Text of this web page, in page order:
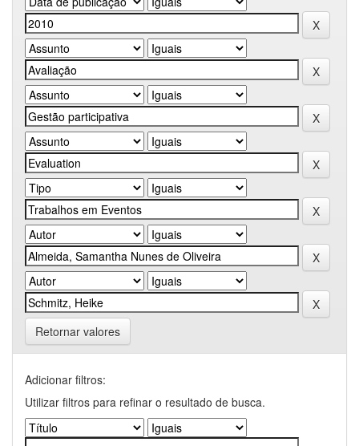
Retornar valores
Adicionar filtros:
Utilizar filtros para refinar o resultado de busca.